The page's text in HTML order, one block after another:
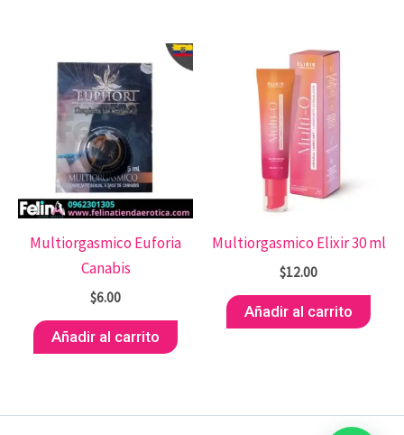
Multiorgasmico Euforia
Canabis
$6.00
Añadir al carrito
Multiorgasmico Elixir 30 ml
$12.00
Añadir al carrito